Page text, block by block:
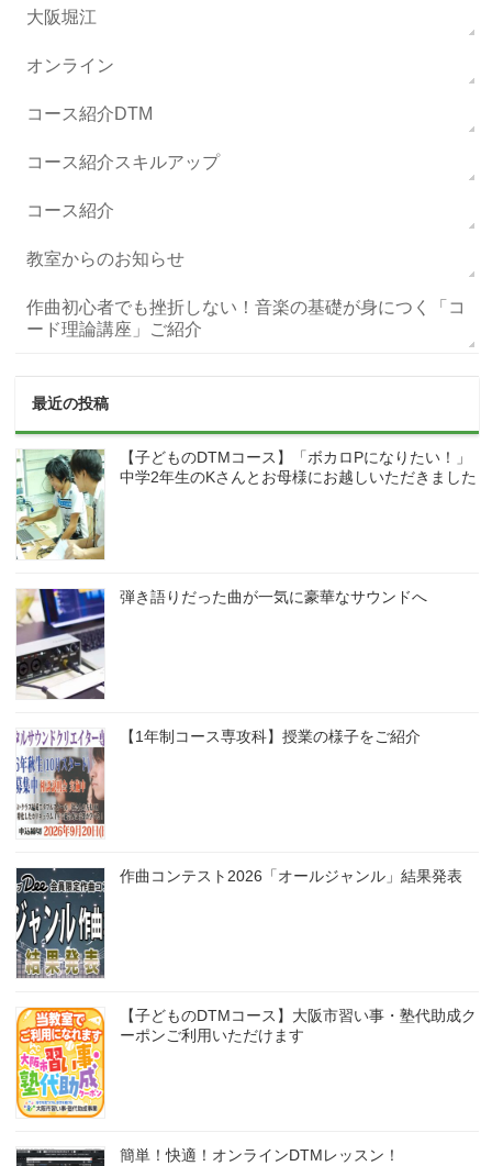
大阪堀江
オンライン
コース紹介DTM
コース紹介スキルアップ
コース紹介
教室からのお知らせ
作曲初心者でも挫折しない！音楽の基礎が身につく「コ
ード理論講座」ご紹介
最近の投稿
【子どものDTMコース】「ボカロPになりたい！」
中学2年生のKさんとお母様にお越しいただきました
弾き語りだった曲が一気に豪華なサウンドへ
【1年制コース専攻科】授業の様子をご紹介
作曲コンテスト2026「オールジャンル」結果発表
【子どものDTMコース】大阪市習い事・塾代助成ク
ーポンご利用いただけます
簡単！快適！オンラインDTMレッスン！